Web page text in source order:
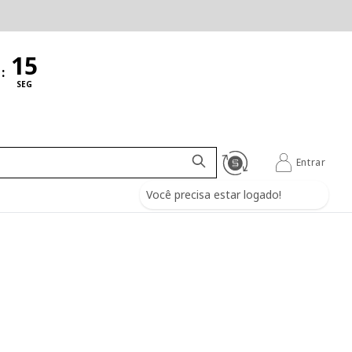
:
SEG
Você precisa estar logado!
Entrar